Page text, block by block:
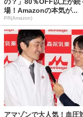
の？」80％OFF以上が続
場！Amazonの本気が...
PR(Amazon)
アマゾンで大人気！血圧